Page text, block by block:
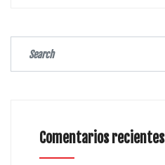
Comentarios recientes